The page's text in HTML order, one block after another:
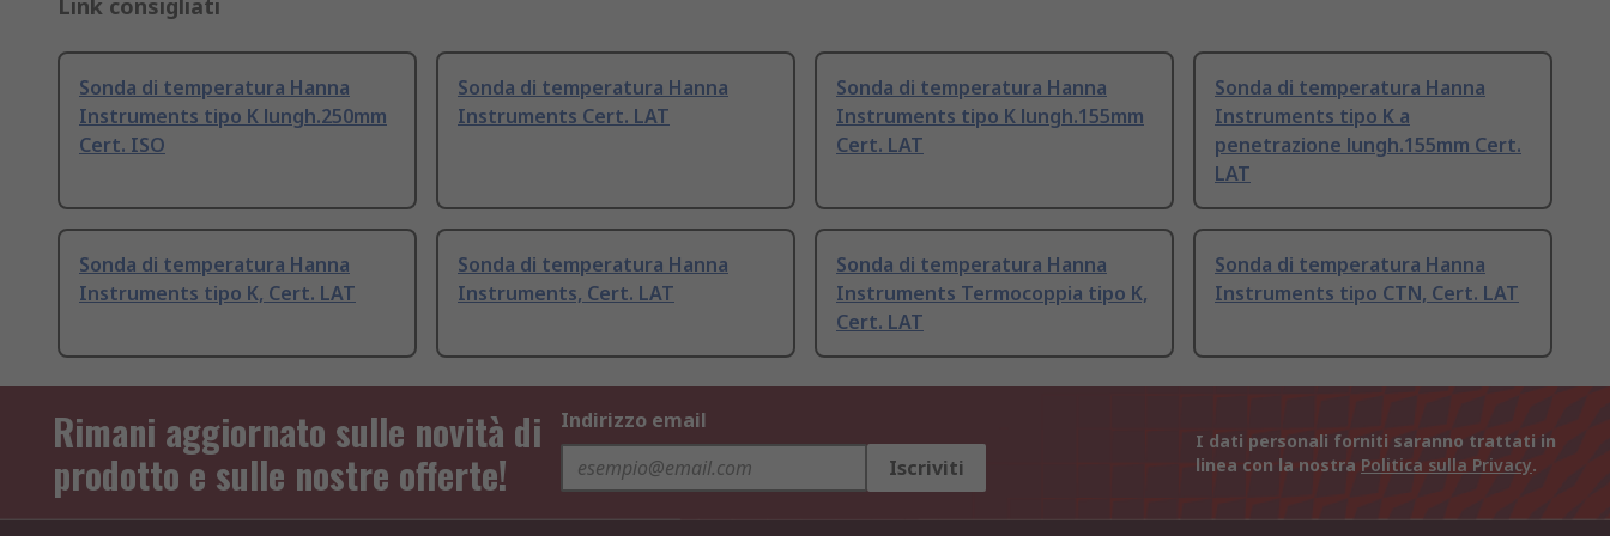
Link consigliati
Sonda di temperatura Hanna
Instruments tipo K lungh.250mm
Cert. ISO
Sonda di temperatura Hanna
Instruments Cert. LAT
Sonda di temperatura Hanna
Instruments tipo K lungh.155mm
Cert. LAT
Sonda di temperatura Hanna
Instruments tipo K a
penetrazione lungh.155mm Cert.
LAT
Sonda di temperatura Hanna
Instruments tipo K, Cert. LAT
Sonda di temperatura Hanna
Instruments, Cert. LAT
Sonda di temperatura Hanna
Instruments Termocoppia tipo K,
Cert. LAT
Sonda di temperatura Hanna
Instruments tipo CTN, Cert. LAT
Rimani aggiornato sulle novità di
prodotto e sulle nostre offerte!
Indirizzo email
Iscriviti
I dati personali forniti saranno trattati in
linea con la nostra Politica sulla Privacy.